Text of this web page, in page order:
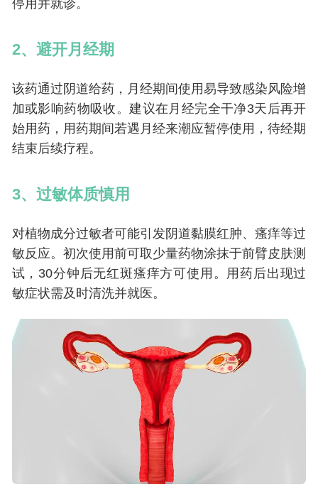
停用并就诊。
2、避开月经期
该药通过阴道给药，月经期间使用易导致感染风险增
加或影响药物吸收。建议在月经完全干净3天后再开
始用药，用药期间若遇月经来潮应暂停使用，待经期
结束后续疗程。
3、过敏体质慎用
对植物成分过敏者可能引发阴道黏膜红肿、瘙痒等过
敏反应。初次使用前可取少量药物涂抹于前臂皮肤测
试，30分钟后无红斑瘙痒方可使用。用药后出现过
敏症状需及时清洗并就医。